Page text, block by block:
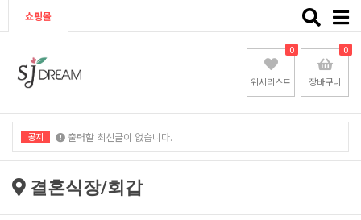
쇼핑몰
Toggle
위시리스트
0
장바구니
0
공지 출력할 최신글이 없습니다.
출력할 최신글이 없습니다.
결혼식장/회갑